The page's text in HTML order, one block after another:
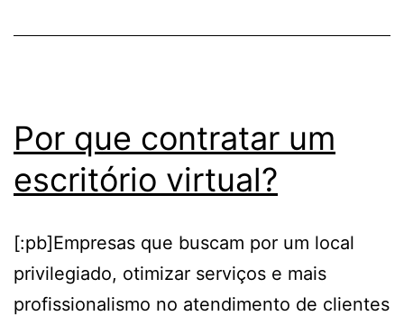
escritório
Atibaia
Por que contratar um
escritório virtual?
[:pb]Empresas que buscam por um local
privilegiado, otimizar serviços e mais
profissionalismo no atendimento de clientes